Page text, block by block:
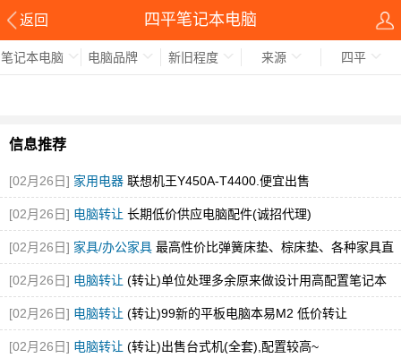
返回 四平笔记本电脑
笔记本电脑 电脑品牌 新旧程度 来源 四平
信息推荐
[02月26日] 家用电器 联想机王Y450A-T4400.便宜出售
[02月26日] 电脑转让 长期低价供应电脑配件(诚招代理)
[02月26日] 家具/办公家具 最高性价比弹簧床垫、棕床垫、各种家具直
销[02月26日] 电脑转让 (转让)单位处理多余原来做设计用高配置笔记本
[02月26日] 电脑转让 (转让)99新的平板电脑本易M2 低价转让
[02月26日] 电脑转让 (转让)出售台式机(全套),配置较高~